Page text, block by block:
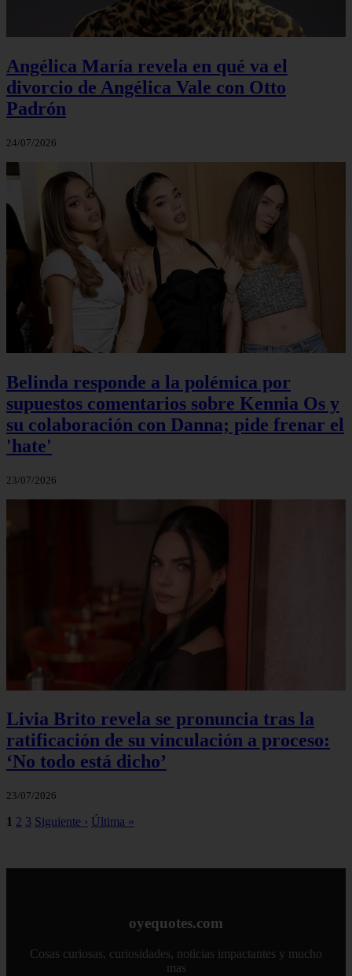
Angélica María revela en qué va el
divorcio de Angélica Vale con Otto
Padrón
24/07/2026
Belinda responde a la polémica por
supuestos comentarios sobre Kennia Os y
su colaboración con Danna; pide frenar el
'hate'
23/07/2026
Livia Brito revela se pronuncia tras la
ratificación de su vinculación a proceso:
‘No todo está dicho’
23/07/2026
1 2 3 Siguiente › Última »
oyequotes.com
Cosas curiosas, curiosidades, noticias impactantes y mucho
mas